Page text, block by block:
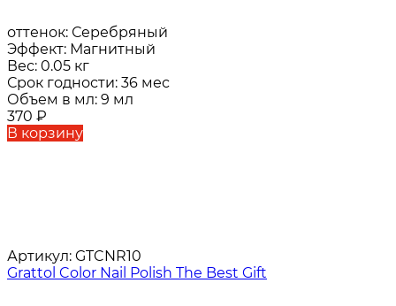
оттенок: Серебряный
Эффект: Магнитный
Вес: 0.05 кг
Срок годности: 36 мес
Объем в мл: 9 мл
370 ₽
В корзину
Артикул: GTCNR10
Grattol Color Nail Polish The Best Gift